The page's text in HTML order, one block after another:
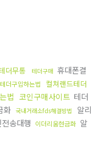
더무통 테더구매 휴대폰결
더구입하는법
컬쳐랜드테더
법 코인구매사이트 테더
화 국내거래소fds해결방법
알리
송대행 이더리움현금화 알